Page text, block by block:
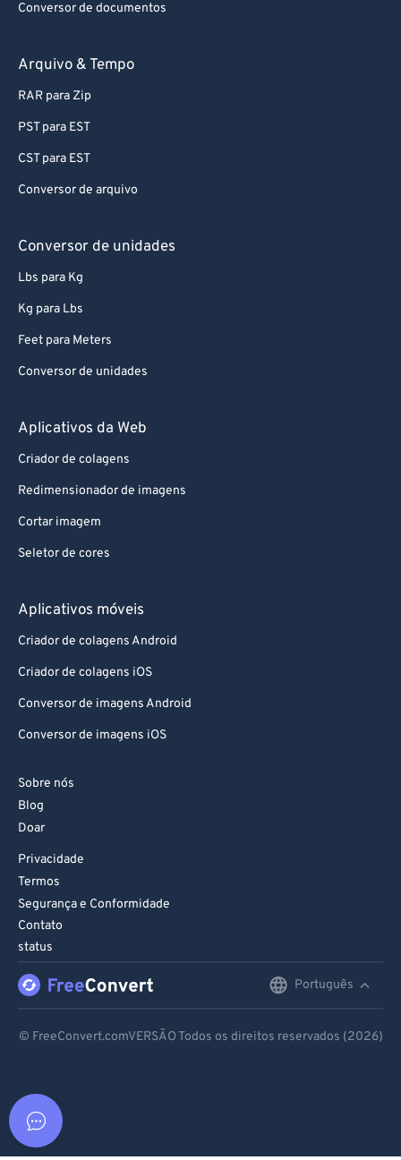
Conversor de documentos
Arquivo & Tempo
RAR para Zip
PST para EST
CST para EST
Conversor de arquivo
Conversor de unidades
Lbs para Kg
Kg para Lbs
Feet para Meters
Conversor de unidades
Aplicativos da Web
Criador de colagens
Redimensionador de imagens
Cortar imagem
Seletor de cores
Aplicativos móveis
Criador de colagens Android
Criador de colagens iOS
Conversor de imagens Android
Conversor de imagens iOS
Sobre nós
Blog
Doar
Privacidade
Termos
Segurança e Conformidade
Contato
status
Português
© FreeConvert.comVERSÃO Todos os direitos reservados (2026)